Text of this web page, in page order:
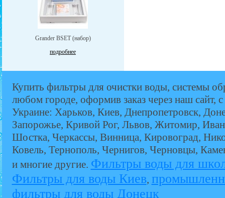
Grander BSET (набор)
подробнее
Купить фильтры для очистки воды, системы
любом городе, оформив заказ через наш сайт,
Украине: Харьков, Киев, Днепропетровск,
Запорожье, Кривой Рог, Львов, Житомир,
Шостка, Черкассы, Винница, Кировоград,
Ковель, Тернополь, Чернигов, Черновцы,
и многие другие. Фильтры воды для
Фильтры для воды Киев,
фильтры для воды Донецк